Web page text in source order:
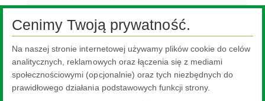
Ogólne warunki umów Pilkington IGP Sp. z o.o.
Ogólne warunki umów Pilkington Polska Sp. z o.o.
Najczęściej zadawane pytania
Informacje dla użytkowników szkieł budowlanych
Cenimy Twoją prywatność.
Na naszej stronie internetowej używamy plików cookie do celów
analitycznych, reklamowych oraz łączenia się z mediami
społecznościowymi (opcjonalnie) oraz tych niezbędnych do
prawidłowego działania podstawowych funkcji strony.